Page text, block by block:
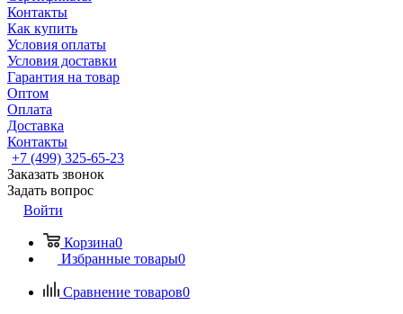
Контакты
Как купить
Условия оплаты
Условия доставки
Гарантия на товар
Оптом
Оплата
Доставка
Контакты
+7 (499) 325-65-23
Заказать звонок
Задать вопрос
Войти
Корзина0
Избранные товары0
Сравнение товаров0